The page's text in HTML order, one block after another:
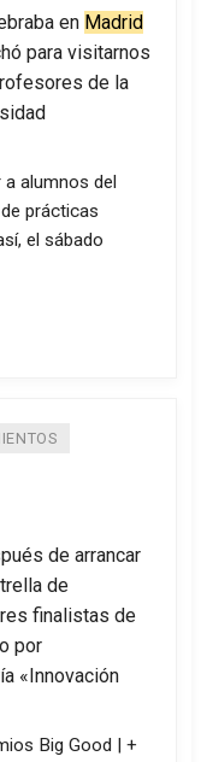
en Madrid
para visitarnos
de la
a alumnos del
prácticas
el sábado
de arrancar
de
finalistas de
por
«Innovación
Big Good | +